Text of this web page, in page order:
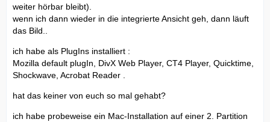
weiter hörbar bleibt).
wenn ich dann wieder in die integrierte Ansicht geh, dann läuft
das Bild..
ich habe als PlugIns installiert :
Mozilla default plugIn, DivX Web Player, CT4 Player, Quicktime,
Shockwave, Acrobat Reader .
hat das keiner von euch so mal gehabt?
ich habe probeweise ein Mac-Installation auf einer 2. Partition